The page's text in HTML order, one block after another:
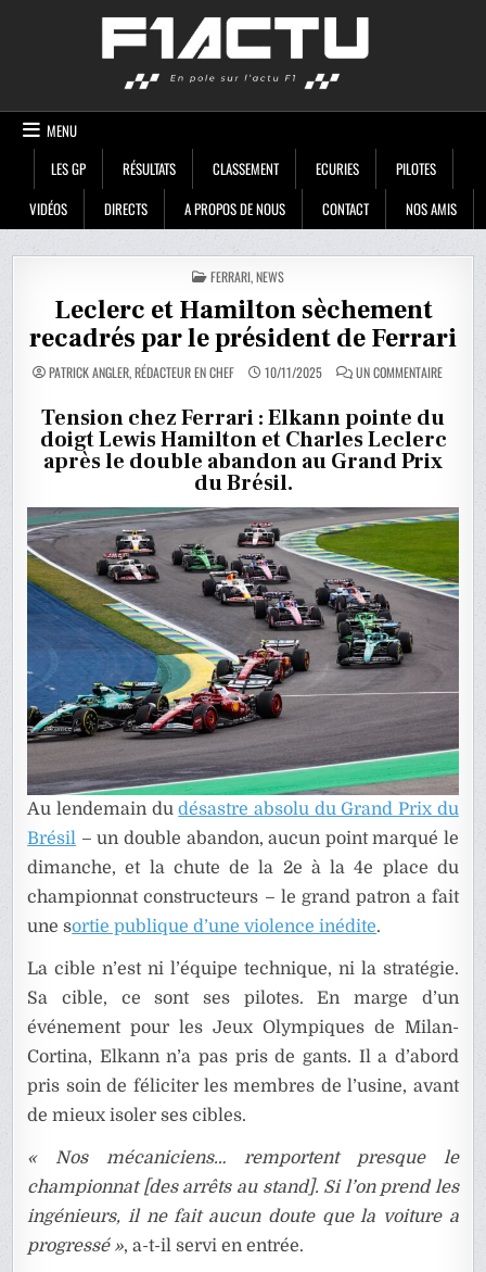
MENU
LES GP
RÉSULTATS CLASSEMENT ECURIES
PILOTES
VIDÉOS
DIRECTS A PROPOS DE NOUS CONTACT NOS AMIS
POSTED
IN
FERRARI,NEWS
Leclerc et Hamilton sèchement
recadrés par le président de Ferrari
PATRICK ANGLER, RÉDACTEUR EN CHEF 10/11/2025 UN COMMENTAIRESUR
LECLERC
PAR
Tension chez Ferrari : Elkann pointe du
doigt Lewis Hamilton et Charles Leclerc
après le double abandon au Grand Prix
du Brésil.
Au lendemain dudésastre absolu du Grand Prix du
Brésil – un double abandon, aucun point marqué le
dimanche, et la chute de la 2e à la 4e place du
championnat constructeurs – le grand patron a fait
une sortie publique d’une violence inédite.
La cible n’est ni l’équipe technique, ni la stratégie.
Sa cible, ce sont ses pilotes. En marge d’un
événement pour les Jeux Olympiques de Milan-
Cortina, Elkann n’a pas pris de gants. Il a d’abord
pris soin de féliciter les membres de l’usine, avant
de mieux isoler ses cibles.
« Nos mécaniciens… remportent presque le
championnat [des arrêts au stand]. Si l’on prend les
ingénieurs, il ne fait aucun doute que la voiture a
progressé », a-t-il servi en entrée.